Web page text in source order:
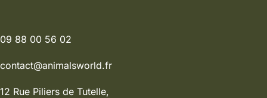
09 88 00 56 02
contact@animalsworld.fr
12 Rue Piliers de Tutelle,